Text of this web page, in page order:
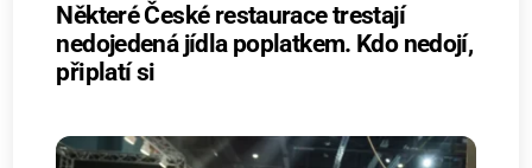
Některé České restaurace trestají
nedojedená jídla poplatkem. Kdo nedojí,
připlatí si